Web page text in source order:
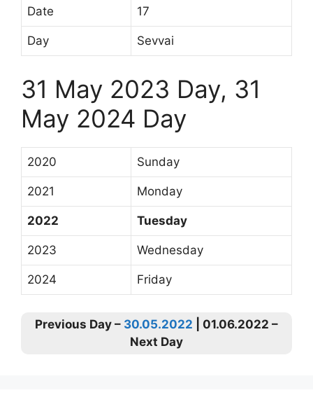
Date 17
Day Sevvai
31 May 2023 Day, 31
May 2024 Day
2020 Sunday
2021 Monday
2022 Tuesday
2023 Wednesday
2024 Friday
Previous Day – 30.05.2022 | 01.06.2022 –
Next Day